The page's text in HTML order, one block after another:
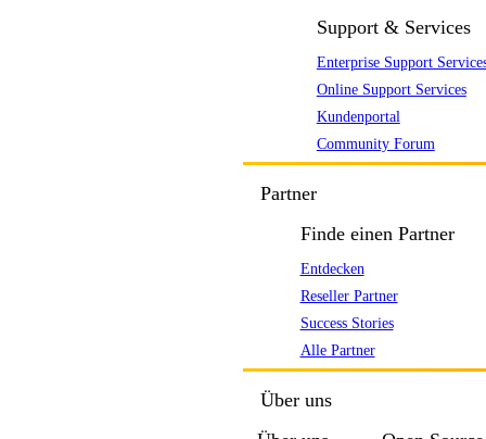
Support & Services
Enterprise Support
Online Support Services
Kundenportal
Community Forum
Partner
Finde einen Partner
Entdecken
Reseller Partner
Success Stories
Alle Partner
Über uns